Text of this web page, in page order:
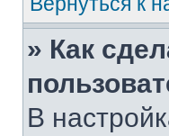
» Как
В